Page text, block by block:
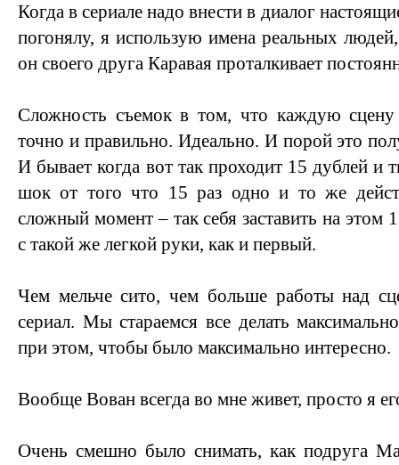
Когда в сериале надо внести в диалог
погонялу, я использую имена реальных
он своего друга Каравая проталкивает
Сложность съемок в том, что каждую
точно и правильно. Идеально. И порой это
И бывает когда вот так проходит 15 дублей
шок от того что 15 раз одно и то же
сложный момент – так себя заставить на
с такой же легкой руки, как и первый.
Чем мельче сито, чем больше работы над
сериал. Мы стараемся все делать
при этом, чтобы было максимально интересно.
Вообще Вован всегда во мне живет, просто я
Очень смешно было снимать, как подруга